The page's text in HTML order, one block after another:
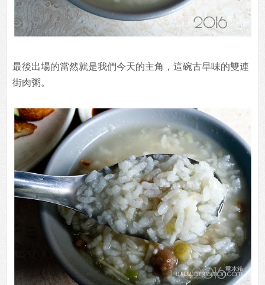
最後出場的當然就是我們今天的主角，這碗古早味的雙連
街肉粥。